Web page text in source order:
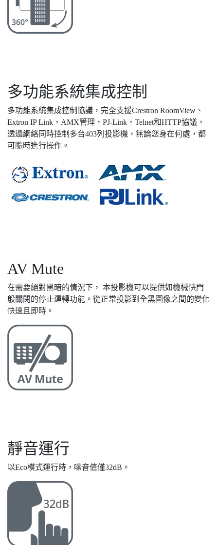
多功能系統集成控制
多功能系統集成控制協議，完全支援Crestron RoomView、
Extron IP Link，AMX管理，PJ-Link，Telnet和HTTP協議，
透過網絡同時控制多台403列投影機，無論您身在何處，都
可隨時進行操作。
AV Mute
在需要絕對黑暗的情況下， 本投影機可以提供如機械快門
般關閉的停止運轉功能。從正常投影到全黑圖像之間的變化
快速且即時。
靜音運行
以Eco模式運行時，噪音值僅32dB。